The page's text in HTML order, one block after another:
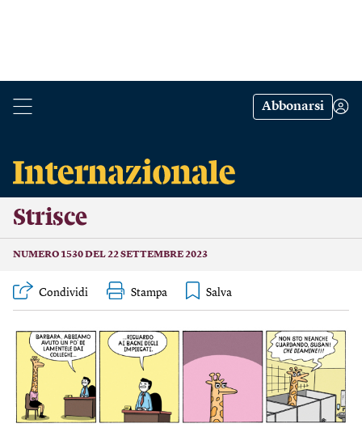
Abbonarsi
Strisce
NUMERO 1530 DEL 22 SETTEMBRE 2023
Condividi Stampa